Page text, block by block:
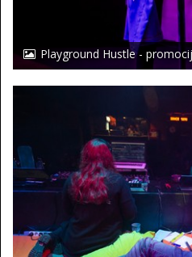
Playground Hustle -